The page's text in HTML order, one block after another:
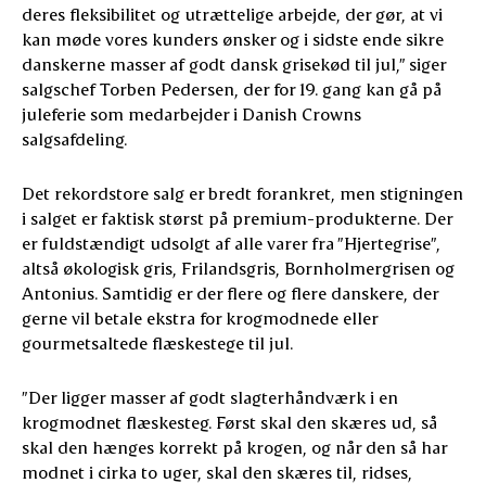
deres fleksibilitet og utrættelige arbejde, der gør, at vi
kan møde vores kunders ønsker og i sidste ende sikre
danskerne masser af godt dansk grisekød til jul,” siger
salgschef Torben Pedersen, der for 19. gang kan gå på
juleferie som medarbejder i Danish Crowns
salgsafdeling.
Det rekordstore salg er bredt forankret, men stigningen
i salget er faktisk størst på premium-produkterne. Der
er fuldstændigt udsolgt af alle varer fra ”Hjertegrise”,
altså økologisk gris, Frilandsgris, Bornholmergrisen og
Antonius. Samtidig er der flere og flere danskere, der
gerne vil betale ekstra for krogmodnede eller
gourmetsaltede flæskestege til jul.
”Der ligger masser af godt slagterhåndværk i en
krogmodnet flæskesteg. Først skal den skæres ud, så
skal den hænges korrekt på krogen, og når den så har
modnet i cirka to uger, skal den skæres til, ridses,